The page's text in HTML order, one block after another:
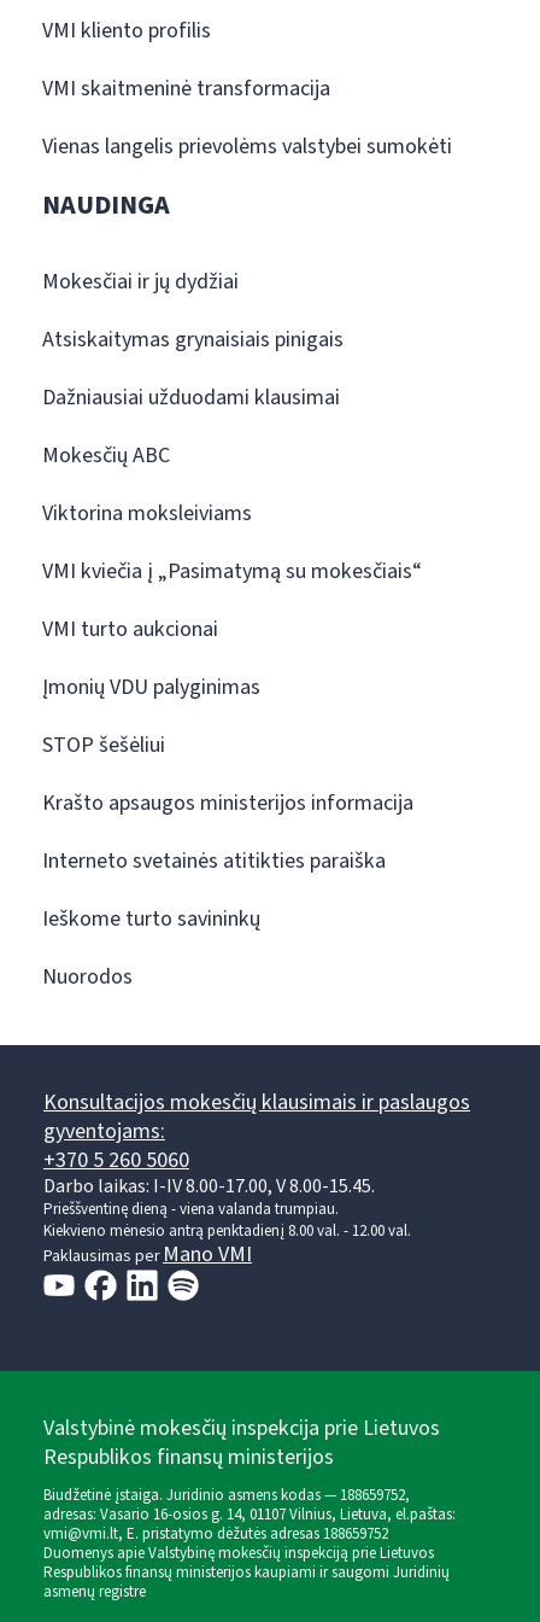
VMI kliento profilis
VMI skaitmeninė transformacija
Vienas langelis prievolėms valstybei sumokėti
NAUDINGA
Mokesčiai ir jų dydžiai
Atsiskaitymas grynaisiais pinigais
Dažniausiai užduodami klausimai
Mokesčių ABC
Viktorina moksleiviams
VMI kviečia į „Pasimatymą su mokesčiais“
VMI turto aukcionai
Įmonių VDU palyginimas
STOP šešėliui
Krašto apsaugos ministerijos informacija
Interneto svetainės atitikties paraiška
Ieškome turto savininkų
Nuorodos
Konsultacijos mokesčių klausimais ir paslaugos
gyventojams:
+370 5 260 5060
Darbo laikas: I-IV 8.00-17.00, V 8.00-15.45.
Prieššventinę dieną - viena valanda trumpiau.
Kiekvieno mėnesio antrą penktadienį 8.00 val. - 12.00 val.
Paklausimas perMano VMI
Valstybinė mokesčių inspekcija prie Lietuvos
Respublikos finansų ministerijos
Biudžetinė įstaiga. Juridinio asmens kodas — 188659752,
adresas: Vasario 16-osios g. 14, 01107 Vilnius, Lietuva, el.paštas:
vmi@vmi.lt, E. pristatymo dėžutės adresas 188659752
Duomenys apie Valstybinę mokesčių inspekciją prie Lietuvos
Respublikos finansų ministerijos kaupiami ir saugomi Juridinių
asmenų registre